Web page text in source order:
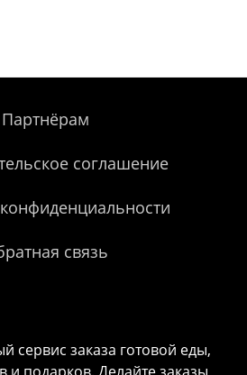
Партнёрам
соглашение
связь
сервис заказа готовой еды,